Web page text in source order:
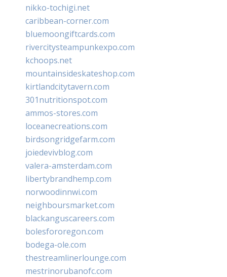
nikko-tochigi.net
caribbean-corner.com
bluemoongiftcards.com
rivercitysteampunkexpo.com
kchoops.net
mountainsideskateshop.com
kirtlandcitytavern.com
301nutritionspot.com
ammos-stores.com
loceanecreations.com
birdsongridgefarm.com
joiedevivblog.com
valera-amsterdam.com
libertybrandhemp.com
norwoodinnwi.com
neighboursmarket.com
blackanguscareers.com
bolesfororegon.com
bodega-ole.com
thestreamlinerlounge.com
mestrinorubanofc.com